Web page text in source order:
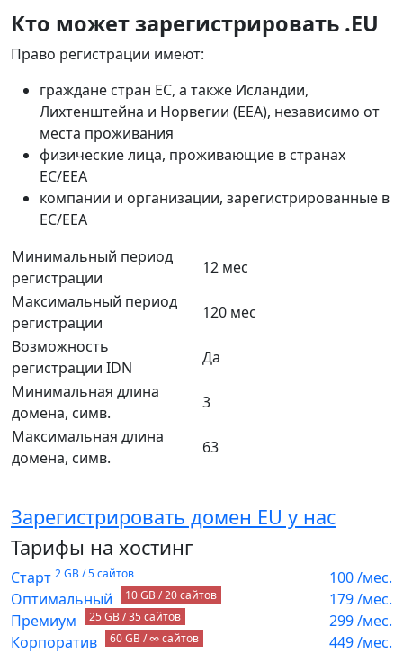
Кто может зарегистрировать .EU
Право регистрации имеют:
граждане стран ЕС, а также Исландии,
Лихтенштейна и Норвегии (EEA), независимо от
места проживания
физические лица, проживающие в странах
ЕС/EEA
компании и организации, зарегистрированные в
ЕС/EEA
Минимальный период
регистрации
12 мес
Максимальный период
регистрации
120 мес
Возможность
регистрации IDN
Да
Минимальная длина
домена, симв.
3
Максимальная длина
домена, симв.
63
Зарегистрировать домен EU у нас
Тарифы на хостинг
Старт 2 GB / 5 сайтов 100/мес.
Оптимальный
10 GB / 20 сайтов 179/мес.
Премиум
25 GB / 35 сайтов 299/мес.
Корпоратив
60 GB / ∞ сайтов 449/мес.